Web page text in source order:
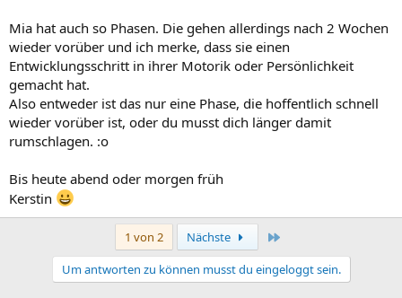
Mia hat auch so Phasen. Die gehen allerdings nach 2 Wochen
wieder vorüber und ich merke, dass sie einen
Entwicklungsschritt in ihrer Motorik oder Persönlichkeit
gemacht hat.
Also entweder ist das nur eine Phase, die hoffentlich schnell
wieder vorüber ist, oder du musst dich länger damit
rumschlagen. :o
Bis heute abend oder morgen früh
Kerstin
1 von 2 Nächste
Um antworten zu können musst du eingeloggt sein.